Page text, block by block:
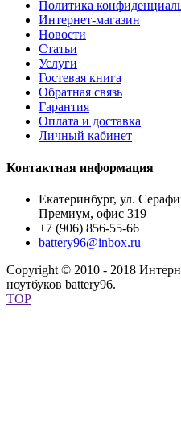
Политика
Интернет-магазин
Новости
Статьи
Услуги
Гостевая книга
Обратная связь
Гарантия
Оплата и доставка
Личный кабинет
Контактная информация
Екатеринбург, ул.
Премиум, офис 319
+7 (906) 856-55-66
battery96@inbox.ru
Copyright © 2010 - 2018
ноутбуков battery96.
TOP